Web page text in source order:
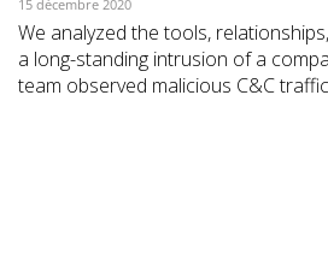
15 décembre 2020
We analyzed the tools,
a long-standing intrusion of a
team observed malicious C&C